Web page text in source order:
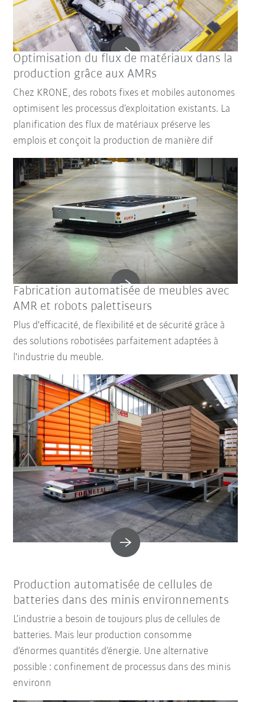
Optimisation du flux de matériaux dans la
production grâce aux AMRs
Chez KRONE, des robots fixes et mobiles autonomes
optimisent les processus d’exploitation existants. La
planification des flux de matériaux préserve les
emplois et conçoit la production de manière dif
Fabrication automatisée de meubles avec
AMR et robots palettiseurs
Plus d'efficacité, de flexibilité et de sécurité grâce à
des solutions robotisées parfaitement adaptées à
l'industrie du meuble.
Production automatisée de cellules de
batteries dans des minis environnements
L’industrie a besoin de toujours plus de cellules de
batteries. Mais leur production consomme
d’énormes quantités d’énergie. Une alternative
possible : confinement de processus dans des minis
environn